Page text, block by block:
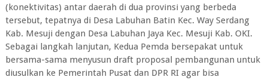
(konektivitas) antar daerah di dua provinsi yang berbeda
tersebut, tepatnya di Desa Labuhan Batin Kec. Way Serdang
Kab. Mesuji dengan Desa Labuhan Jaya Kec. Mesuji Kab. OKI.
Sebagai langkah lanjutan, Kedua Pemda bersepakat untuk
bersama-sama menyusun draft proposal pembangunan untuk
diusulkan ke Pemerintah Pusat dan DPR RI agar bisa